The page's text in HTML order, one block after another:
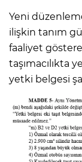
Yeni
ilişkin tanım
faaliyet
taşımacılıkta
yetki belgesi